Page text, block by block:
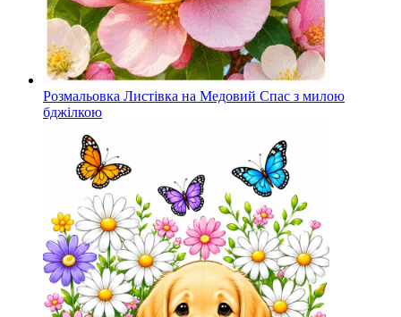
Розмальовка Листівка на Медовий Спас з милою
бджілкою